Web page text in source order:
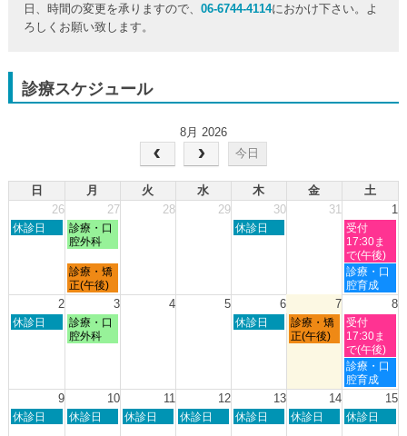
日、時間の変更を承りますので、06-6744-4114におかけ下さい。よ
ろしくお願い致します。
診療スケジュール
8月 2026
今日
日 月 火 水 木 金
土
26
27 28 29 30 31 1
日
26th
休診日
月
曜
7
月
27th
診療・口
腔外科
木
30th
休診日
土
曜
日,
8
月
1st
受付
17:30ま
で(午後)
月
曜
日,
月
27th
診療・矯
正(午後)
土
曜
日,
月
1st
2026
診療・口
腔育成
2 3 4 5 6 7 8
日
2nd
休診日
月
曜
3rd
診療・口
腔外科
木
6th
休診日
金
曜
7th
診療・矯
正(午後)
土
曜
日,
8
月
8th
受付
17:30ま
で(午後)
土
曜
日,
月
診療・口
腔育成
9 10 11 12 13 14 15
日
休診日
月
休診日
火
休診日
水
休診日
木
休診日
金
休診日
土
休診日